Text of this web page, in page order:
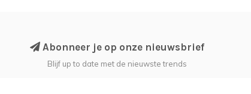
Abonneer je op onze nieuwsbrief
Blijf up to date met de nieuwste trends